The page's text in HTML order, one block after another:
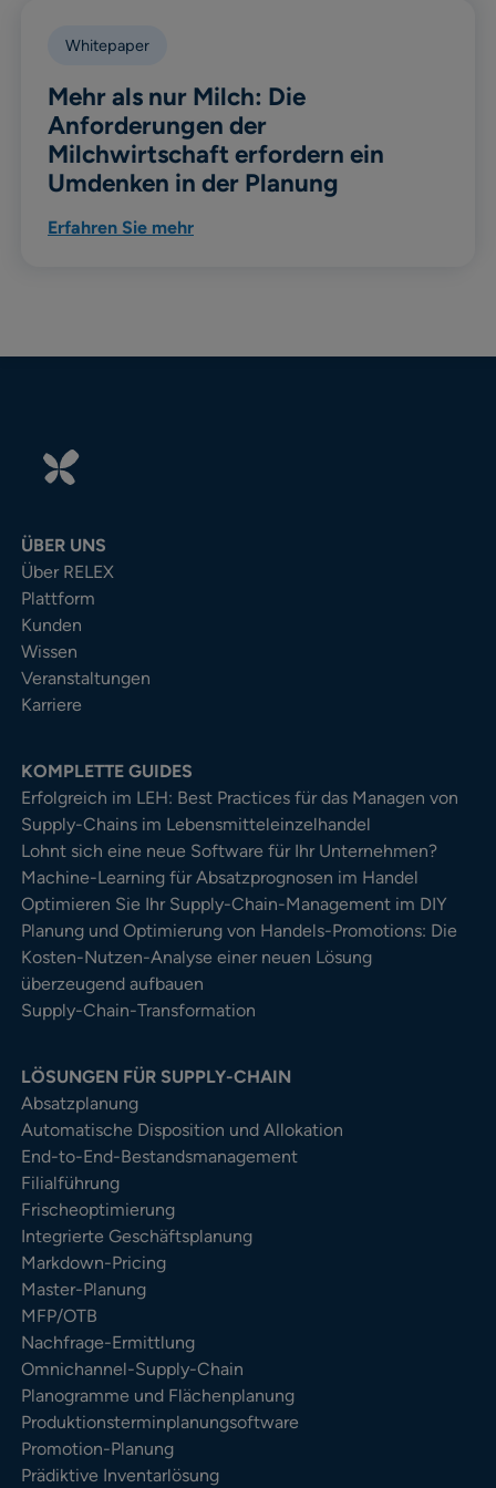
Whitepaper
Mehr als nur Milch: Die
Anforderungen der
Milchwirtschaft erfordern ein
Umdenken in der Planung
Erfahren Sie mehr
ÜBER UNS
Über RELEX
Plattform
Kunden
Wissen
Veranstaltungen
Karriere
KOMPLETTE GUIDES
Erfolgreich im LEH: Best Practices für das Managen von
Supply-Chains im Lebensmitteleinzelhandel
Lohnt sich eine neue Software für Ihr Unternehmen?
Machine-Learning für Absatzprognosen im Handel
Optimieren Sie Ihr Supply-Chain-Management im DIY
Planung und Optimierung von Handels-Promotions: Die
Kosten-Nutzen-Analyse einer neuen Lösung
überzeugend aufbauen
Supply-Chain-Transformation
LÖSUNGEN FÜR SUPPLY-CHAIN
Absatzplanung
Automatische Disposition und Allokation
End-to-End-Bestandsmanagement
Filialführung
Frischeoptimierung
Integrierte Geschäftsplanung
Markdown-Pricing
Master-Planung
MFP/OTB
Nachfrage-Ermittlung
Omnichannel-Supply-Chain
Planogramme und Flächenplanung
Produktionsterminplanungsoftware
Promotion-Planung
Prädiktive Inventarlösung